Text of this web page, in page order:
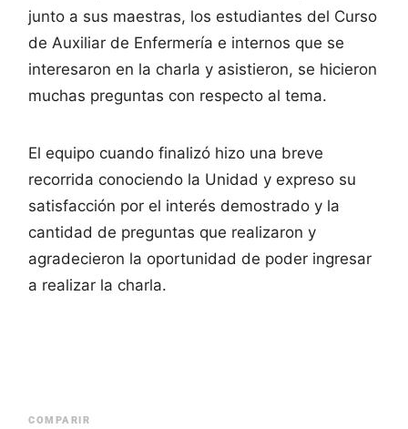
junto a sus maestras, los estudiantes del Curso
de Auxiliar de Enfermería e internos que se
interesaron en la charla y asistieron, se hicieron
muchas preguntas con respecto al tema.
El equipo cuando finalizó hizo una breve
recorrida conociendo la Unidad y expreso su
satisfacción por el interés demostrado y la
cantidad de preguntas que realizaron y
agradecieron la oportunidad de poder ingresar
a realizar la charla.
COMPARIR